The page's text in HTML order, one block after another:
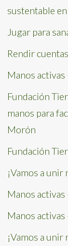
sustentable
Jugar para
Rendir
Manos
Fundación
manos para
Morón
Fundación
¡Vamos a unir
Manos
Manos
¡Vamos a unir